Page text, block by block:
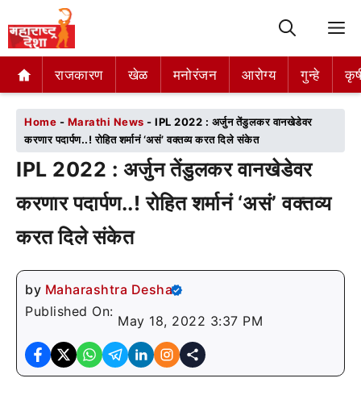
राजकारण खेळ मनोरंजन आरोग्य गुन्हे
राजकारण खेळ मनोरंजन आरोग्य गुन्हे
Home - Marathi News - IPL 2022 : अर्जुन तेंडुलकर वानखेडेवर
करणार पदार्पण..! रोहित शर्मानं ‘असं’ वक्तव्य करत दिले संकेत
IPL 2022 : अर्जुन तेंडुलकर वानखेडेवर
करणार पदार्पण..! रोहित शर्मानं ‘असं’ वक्तव्य
करत दिले संकेत
by Maharashtra Desha
Published On:
May 18, 2022 3:37 PM